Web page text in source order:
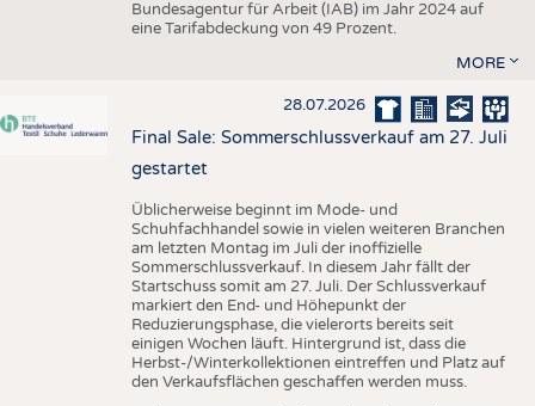
Bundesagentur für Arbeit (IAB) im Jahr 2024 auf
eine Tarifabdeckung von 49 Prozent.
MORE
28.07.2026
Final Sale: Sommerschlussverkauf am 27. Juli
gestartet
Üblicherweise beginnt im Mode- und
Schuhfachhandel sowie in vielen weiteren Branchen
am letzten Montag im Juli der inoffizielle
Sommerschlussverkauf. In diesem Jahr fällt der
Startschuss somit am 27. Juli. Der Schlussverkauf
markiert den End- und Höhepunkt der
Reduzierungsphase, die vielerorts bereits seit
einigen Wochen läuft. Hintergrund ist, dass die
Herbst-/Winterkollektionen eintreffen und Platz auf
den Verkaufsflächen geschaffen werden muss.